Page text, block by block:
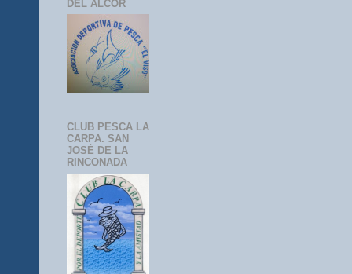
DEL ALCOR
CLUB PESCA LA
CARPA. SAN
JOSÉ DE LA
RINCONADA